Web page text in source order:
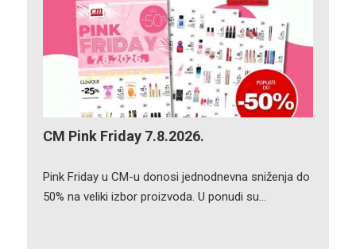
CM Pink Friday 7.8.2026.
Pink Friday u CM-u donosi jednodnevna sniženja do
50% na veliki izbor proizvoda. U ponudi su…